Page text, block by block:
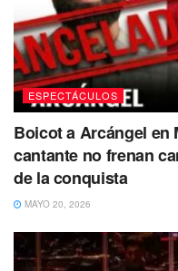
ESPECTÁCULOS
Boicot a Arcángel en
cantante no frenan
de la conquista
MAYO 20, 2026